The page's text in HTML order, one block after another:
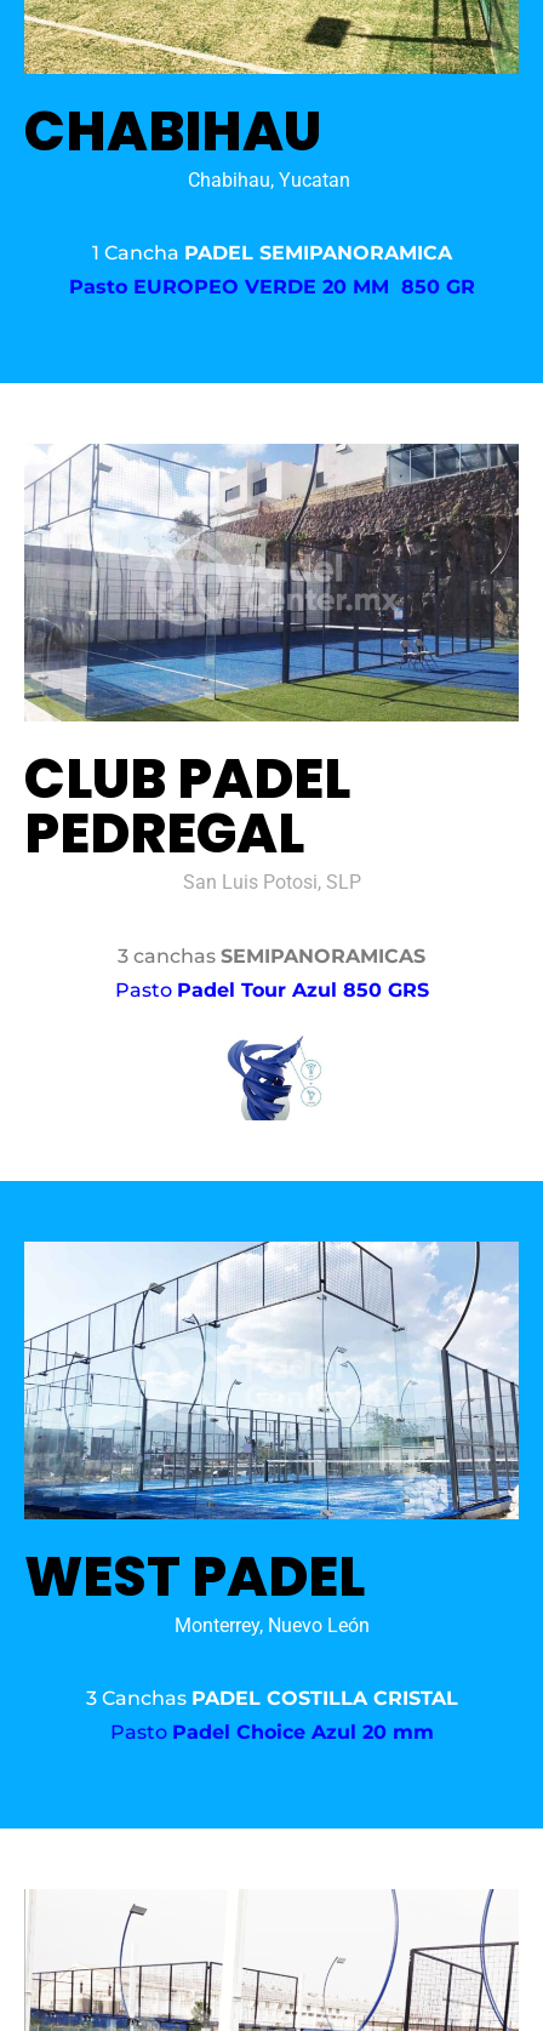
CHABIHAU
Chabihau, Yucatan
1 Cancha PADEL SEMIPANORAMICA
Pasto EUROPEO VERDE 20 MM 850 GR
CLUB PADEL
PEDREGAL
San Luis Potosi, SLP
3 canchas SEMIPANORAMICAS
Pasto Padel Tour Azul 850 GRS
WEST PADEL
Monterrey, Nuevo León
3 Canchas PADEL COSTILLA CRISTAL
Pasto Padel Choice Azul 20 mm